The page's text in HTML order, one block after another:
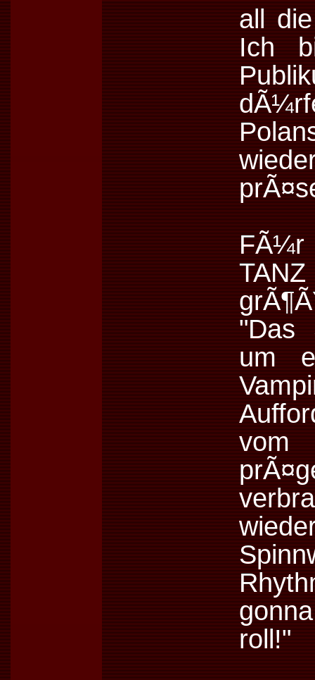
all
Ich
FÃ¼r
TANZ
"Das
um
roll!"